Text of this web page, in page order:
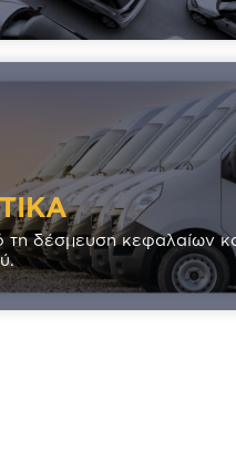
δέσμευση κεφαλαίων